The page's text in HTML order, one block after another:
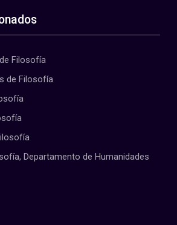
Filosofía
de Filosofía
Departamento de Humanidades